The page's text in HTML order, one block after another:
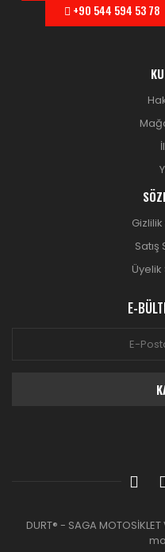
+90 544 594 53 78
E-
DURT® - SAGA